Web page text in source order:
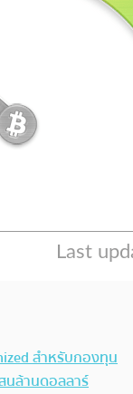
สำหรับกองทุน
นล้านดอลลาร์